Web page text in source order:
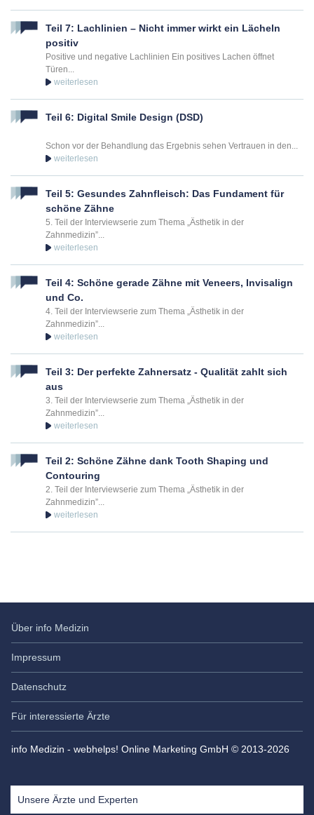
Teil 7: Lachlinien – Nicht immer wirkt ein Lächeln
positiv
Positive und negative Lachlinien Ein positives Lachen öffnet
Türen...
Teil 6: Digital Smile Design (DSD)
Schon vor der Behandlung das Ergebnis sehen Vertrauen in den...
Teil 5: Gesundes Zahnfleisch: Das Fundament für
schöne Zähne
5. Teil der Interviewserie zum Thema „Ästhetik in der
Zahnmedizin”...
Teil 4: Schöne gerade Zähne mit Veneers, Invisalign
und Co.
4. Teil der Interviewserie zum Thema „Ästhetik in der
Zahnmedizin”...
Teil 3: Der perfekte Zahnersatz - Qualität zahlt sich
aus
3. Teil der Interviewserie zum Thema „Ästhetik in der
Zahnmedizin”...
Teil 2: Schöne Zähne dank Tooth Shaping und
Contouring
2. Teil der Interviewserie zum Thema „Ästhetik in der
Zahnmedizin”...
Über info Medizin
Impressum
Datenschutz
Für interessierte Ärzte
info Medizin - webhelps! Online Marketing GmbH © 2013-2026
Unsere Ärzte und Experten